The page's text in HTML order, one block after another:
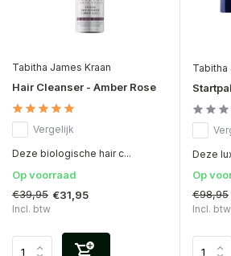
Tabitha James Kraan
Hair Cleanser - Amber Rose
Vergelijk
Deze biologische hair c...
Op voorraad
€39,95 €31,95
Incl. btw
Tabitha
Deze
Op
€98,95
Incl. btw